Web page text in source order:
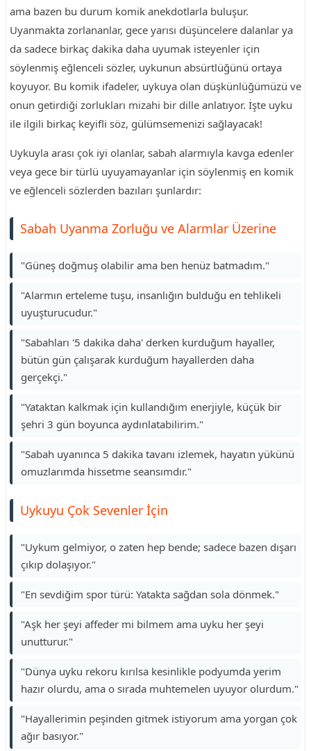
ama bazen bu durum komik anekdotlarla buluşur.
Uyanmakta zorlananlar, gece yarısı düşüncelere dalanlar ya
da sadece birkaç dakika daha uyumak isteyenler için
söylenmiş eğlenceli sözler, uykunun absürtlüğünü ortaya
koyuyor. Bu komik ifadeler, uykuya olan düşkünlüğümüzü ve
onun getirdiği zorlukları mizahi bir dille anlatıyor. İşte uyku
ile ilgili birkaç keyifli söz, gülümsemenizi sağlayacak!
Uykuyla arası çok iyi olanlar, sabah alarmıyla kavga edenler
veya gece bir türlü uyuyamayanlar için söylenmiş en komik
ve eğlenceli sözlerden bazıları şunlardır:
Sabah Uyanma Zorluğu ve Alarmlar Üzerine
"Güneş doğmuş olabilir ama ben henüz batmadım."
"Alarmın erteleme tuşu, insanlığın bulduğu en tehlikeli
uyuşturucudur."
"Sabahları '5 dakika daha' derken kurduğum hayaller,
bütün gün çalışarak kurduğum hayallerden daha
gerçekçi."
"Yataktan kalkmak için kullandığım enerjiyle, küçük bir
şehri 3 gün boyunca aydınlatabilirim."
"Sabah uyanınca 5 dakika tavanı izlemek, hayatın yükünü
omuzlarımda hissetme seansımdır."
Uykuyu Çok Sevenler İçin
"Uykum gelmiyor, o zaten hep bende; sadece bazen dışarı
çıkıp dolaşıyor."
"En sevdiğim spor türü: Yatakta sağdan sola dönmek."
"Aşk her şeyi affeder mi bilmem ama uyku her şeyi
unutturur."
"Dünya uyku rekoru kırılsa kesinlikle podyumda yerim
hazır olurdu, ama o sırada muhtemelen uyuyor olurdum."
"Hayallerimin peşinden gitmek istiyorum ama yorgan çok
ağır basıyor."